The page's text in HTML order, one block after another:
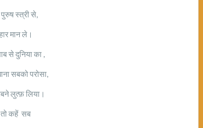
स्त्री से,
मान ले।
से दुनिया का ,
सबको परोसा,
लुत्फ़ लिया।
कहें सब